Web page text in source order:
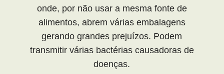
onde, por não usar a mesma fonte de
alimentos, abrem várias embalagens
gerando grandes prejuízos. Podem
transmitir várias bactérias causadoras de
doenças.